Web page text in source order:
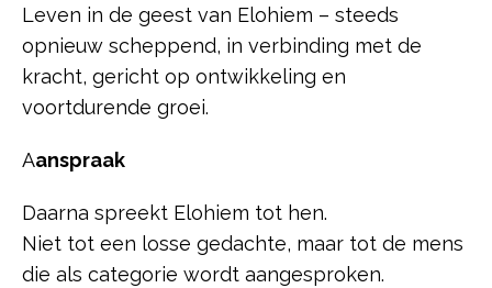
Leven in de geest van Elohiem – steeds
opnieuw scheppend, in verbinding met de
kracht, gericht op ontwikkeling en
voortdurende groei.
Aanspraak
Daarna spreekt Elohiem tot hen.
Niet tot een losse gedachte, maar tot de mens
die als categorie wordt aangesproken.